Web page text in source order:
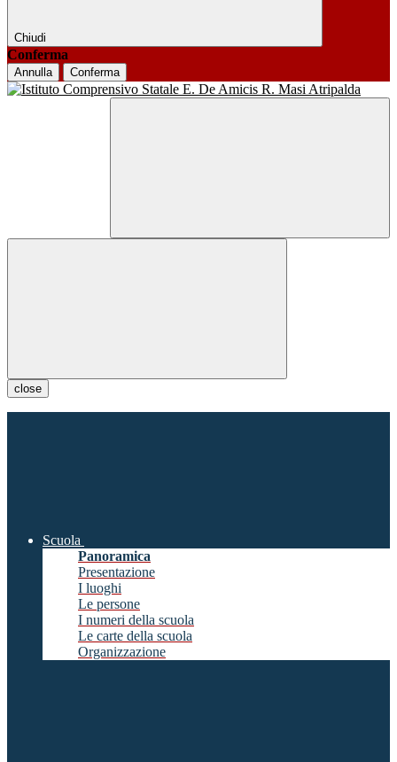
Chiudi
Conferma
Annulla Conferma
close
Scuola
Panoramica
Presentazione
I luoghi
Le persone
I numeri della scuola
Le carte della scuola
Organizzazione